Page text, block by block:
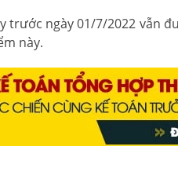
ngày 01/7/2022 vẫn
này.